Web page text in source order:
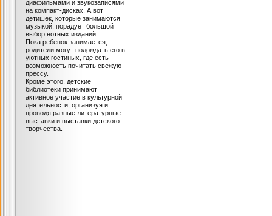
диафильмами и звукозаписями
на компакт-дисках. А вот
детишек, которые занимаются
музыкой, порадует большой
выбор нотных изданий.
Пока ребенок занимается,
родители могут подождать его в
уютных гостиных, где есть
возможность почитать свежую
прессу.
Кроме этого, детские
библиотеки принимают
активное участие в культурной
деятельности, организуя и
проводя разные литературные
выставки и выставки детского
творчества.